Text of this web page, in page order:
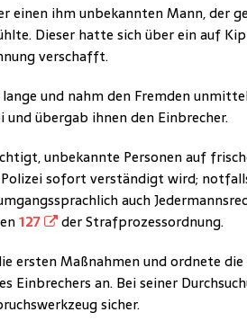
einen ihm unbekannten Mann, der
Dieser hatte sich über ein auf
verschafft.
und nahm den Fremden
übergab ihnen den Einbrecher.
unbekannte Personen auf
sofort verständigt wird;
auch
127
der Strafprozessordnung.
ersten Maßnahmen und ordnete die
Einbrechers an. Bei seiner
sicher.